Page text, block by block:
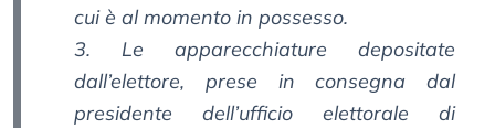
cui è al momento in possesso.
3. Le apparecchiature depositate
dall’elettore, prese in consegna dal
presidente dell’ufficio elettorale di